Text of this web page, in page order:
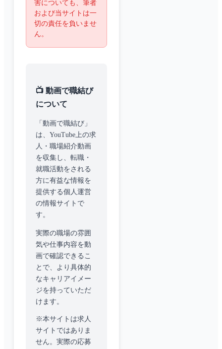
害についても、筆者
および当サイトは一
切の責任を負いませ
ん。
📺 動画で職結び
について
「動画で職結び」
は、YouTube上の求
人・職場紹介動画
を収集し、転職・
就職活動をされる
方に有益な情報を
提供する個人運営
の情報サイトで
す。
実際の職場の雰囲
気や仕事内容を動
画で確認できるこ
とで、より具体的
なキャリアイメー
ジを持っていただ
けます。
※本サイトは求人
サイトではありま
せん。実際の応募